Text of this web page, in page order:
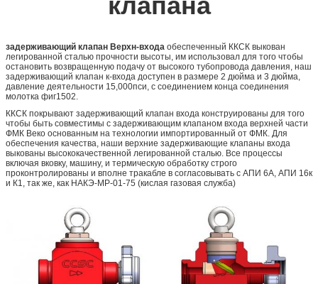
задерживающий клапан Верхн-входа обеспеченный ККСК выкован
легированной сталью прочности высоты, им использовал для того чтобы
остановить возвращенную подачу от высокого тубопровода давления, наш
задерживающий клапан к-входа доступен в размере 2 дюйма и 3 дюйма,
давление деятельности 15,000пси, с соединением конца соединения
молотка фиг1502.
ККСК покрывают задерживающий клапан входа конструированы для того
чтобы быть совместимы с задерживающим клапаном входа верхней части
ФМК Веко основанным на технологии импортированный от ФМК. Для
обеспечения качества, наши верхние задерживающие клапаны входа
выкованы высококачественной легированной сталью. Все процессы
включая вковку, машину, и термическую обработку строго
проконтролированы и вполне тракабле в согласовывать с АПИ 6А, АПИ 16к
и К1, так же, как НАКЭ-МР-01-75 (кислая газовая служба)